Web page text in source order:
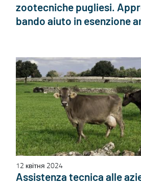
zootecniche pugliesi.
bando aiuto in esenzione
12 квітня 2024
Assistenza tecnica alle